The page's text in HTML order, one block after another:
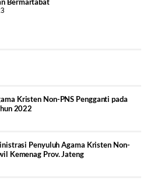
Kristen Non-PNS Pengganti pada
2022
Penyuluh Agama Kristen Non-
Kemenag Prov. Jateng